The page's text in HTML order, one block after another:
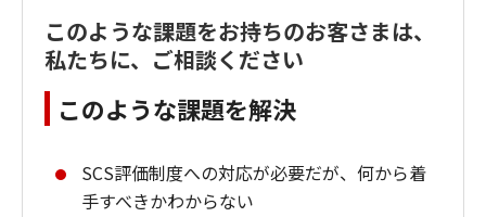
このような課題をお持ちのお客さまは、
私たちに、ご相談ください
このような課題を解決
SCS評価制度への対応が必要だが、何から着
手すべきかわからない